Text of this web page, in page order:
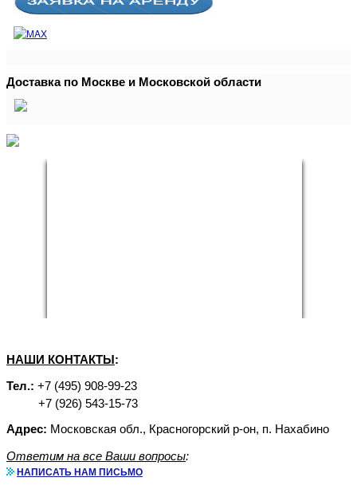
Доставка по Москве и Московской области
НАШИ КОНТАКТЫ:
Тел.: +7 (495) 908-99-23
+7 (926) 543-15-73
Адрес: Московская обл., Красногорский р-он, п. Нахабино
Ответим на все Ваши вопросы:
НАПИСАТЬ НАМ ПИСЬМО